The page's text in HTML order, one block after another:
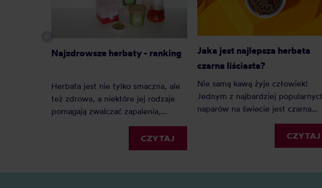
Najzdrowsze herbaty - ranking
Herbata jest nie tylko smaczna, ale
też zdrowa, a niektóre jej rodzaje
pomagają zwalczać zapalenia,
poprawiają metabolizm i funkcje
mózgu. Jakie są najzdrowsze
herbaty? Ranking pozwoli Wam
CZYTAJ
Jaka jest najlepsza herbata
czarna liściasta?
Nie samą kawą żyje człowiek!
Jednym z najbardziej
naparów na świecie jest czarna
herbata liściasta. Ten ranking
pomoże Wam znaleźć swojąCZYTAJ